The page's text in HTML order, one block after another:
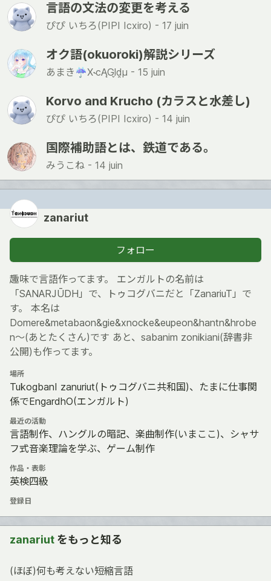
言語の文法の変更を考える
ぴぴ いちろ(PIPI Icxiro) - 17 juin
オク語(okuoroki)解説シリーズ
あまき☔️X˞cĄGl̬d̯μ - 15 juin
Korvo and Krucho (カラスと水差し)
ぴぴ いちろ(PIPI Icxiro) - 14 juin
国際補助語とは、鉄道である。
みうこね - 14 juin
zanariut
フォロー
趣味で言語作ってます。 エンガルトの名前は
「SANARJŪDH」で、トゥコグバニだと「ZanariuT」で
す。 本名は
Domere&metabaon&gie&xnocke&eupeon&hantn&hrobe
n～(あとたくさん)です あと、sabanim zonikiani(辞書非
公開)も作ってます。
場所
TukogbanI zanuriut(トゥコグバニ共和国)、たまに仕事関
係でEngardhO(エンガルト)
最近の活動
言語制作、ハングルの暗記、楽曲制作(いまここ)、シャサ
フ式音楽理論を学ぶ、ゲーム制作
作品・表彰
英検四級
登録日
zanariut をもっと知る
(ほぼ)何も考えない短縮言語